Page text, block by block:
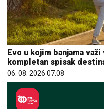
Evo u kojim banjama
kompletan spisak
06. 08. 2026 07:08